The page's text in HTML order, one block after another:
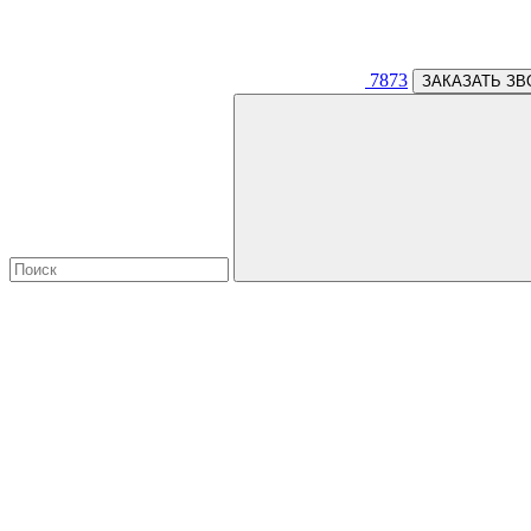
7873 ЗАКАЗАТЬ